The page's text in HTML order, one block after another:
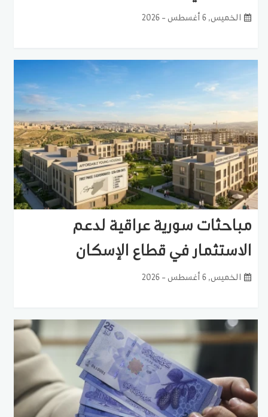
الخميس, 6 أغسطس - 2026
مباحثات سورية عراقية لدعم
الاستثمار في قطاع الإسكان
الخميس, 6 أغسطس - 2026